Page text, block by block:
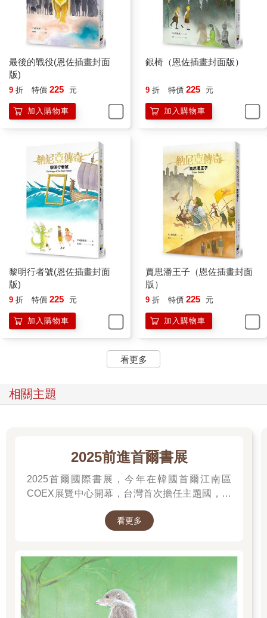
忙著準備茶點的時候，露西走到書架前看了一下。全都是些《西
雷諾斯的一生與其著作》*《水精靈及其特性》《人、僧侶，與獵
場看守人》之類的書名；另外還有《流行傳說研究》和《人類是
神話動物嗎？》等等。
「可以了，夏娃的女兒！」人羊說。
他準備的茶點真的是既豐富又美味。他們兩人先各吃了一個煮得
嫩嫩的褐蛋，然後又吃了沙丁魚吐司、奶油吐司和蜂蜜吐司，最
開始跟她聊天。他說了一大堆關於森林生活的美妙故事。他述說
午夜的舞蹈會，描繪那些住在井裡的水精靈和住在樹林中的樹精
靈，是如何紛紛在夜間現身，與人羊一起跳舞；他述說長程狩獵
隊是如何不畏艱難地追捕白雄鹿，因為只要能捕到那頭雄鹿，牠
就會實現你的願望；他提起那些住在森林地底礦脈和洞窟中的野
蠻「紅矮人」，描繪跟他們一同飲宴狂歡和尋找寶藏的過程；然
後他說到當夏天來臨，樹林變得一片碧綠時，老西雷諾斯就會騎
著他的胖驢子來拜訪他們，有時甚至連酒神巴克斯都會一起過
來。那時河中的清水會變成美酒，整座森林會一連狂歡好幾個禮
拜。「但現在就別想了，誰叫這兒老是冬天呢。」他難過地補上
一句。他為了讓自己心情好過一些，從餐具櫃上的一個盒子裡，
取出一根看來像是用稻草製成的奇怪小笛子，開始吹了起來。他
吹奏的旋律緊緊牽動露西的情緒，讓她一下想哭，一下想笑，既
想翩翩起舞，但又感到昏昏欲睡。她想必是連續聽了好幾個鐘
頭，才搖搖頭表示：
些曲子—可是我必須回家了。我本來只想待幾分鐘就走。」
「現在已經沒有用了。」人羊說，他放下笛子，帶著非常憂傷的
「沒有用了？」露西說，她跳了起來，感到有些害怕，「你這是
了一會兒她又開口問道：「吐納思先生！到底怎麼回事？」而這
是因為，人羊那對褐色的眼睛已盈滿了淚水，接著眼淚就滑下他
拜託你別哭了啦！到底怎麼回事？你還好吧？親愛的吐納思先
生，你告訴我出了什麼事好嗎？」
土耳其軟糖
每一塊軟糖都甜美至極，鬆軟得入口即化，愛德蒙這輩子從來沒
「但你到底是什麼東西？」女王又說了一次，「你是一個剪掉鬍
子的大型矮人嗎？」
「不是，陛下，」愛德蒙說，「我從來就沒長過鬍子。我還是一
個男孩呢。」
「一個男孩！」她說，「你是說，你是一個『亞當的兒子』？」
最後的戰役(恩佐插畫封面
版)
9 折 特價 225 元
加入購物車
銀椅（恩佐插畫封面版）
9 折 特價 225 元
加入購物車
黎明行者號(恩佐插畫封面
版)
9 折 特價 225 元
加入購物車
賈思潘王子（恩佐插畫封面
版）
9 折 特價 225 元
加入購物車
看更多
相關主題
2025前進首爾書展
2025首爾國際書展，今年在韓國首爾江南區
COEX展覽中心開幕，台灣首次擔任主題國，有
二十多位跨領域台灣作家前往參展，一起來回顧
他們的作品，並共享參展喜悅。
看更多